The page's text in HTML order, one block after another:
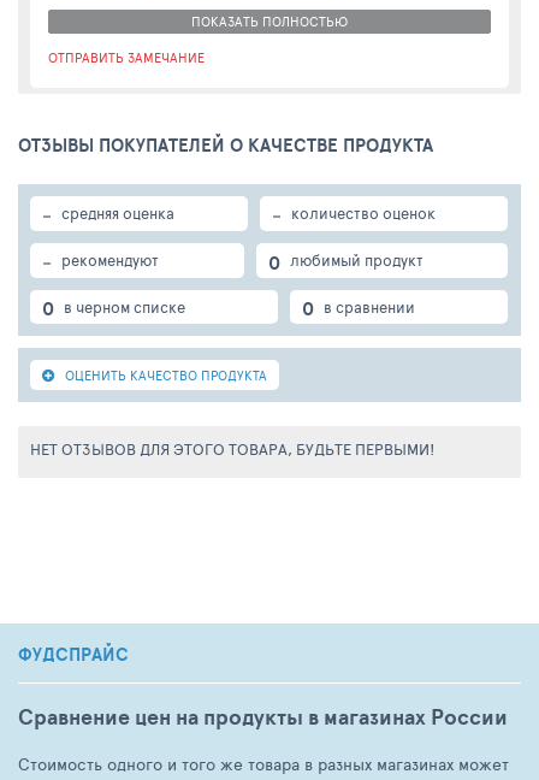
ПОКАЗАТЬ ПОЛНОСТЬЮ
ОТПРАВИТЬ ЗАМЕЧАНИЕ
ОТЗЫВЫ ПОКУПАТЕЛЕЙ О КАЧЕСТВЕ ПРОДУКТА
- средняя оценка - количество оценок
- рекомендуют 0 любимый продукт
0 в черном списке 0 в сравнении
ОЦЕНИТЬ КАЧЕСТВО ПРОДУКТА
НЕТ ОТЗЫВОВ ДЛЯ ЭТОГО ТОВАРА, БУДЬТЕ ПЕРВЫМИ!
ФУДСПРАЙС
Сравнение цен на продукты в магазинах России
Стоимость одного и того же товара в разных магазинах может